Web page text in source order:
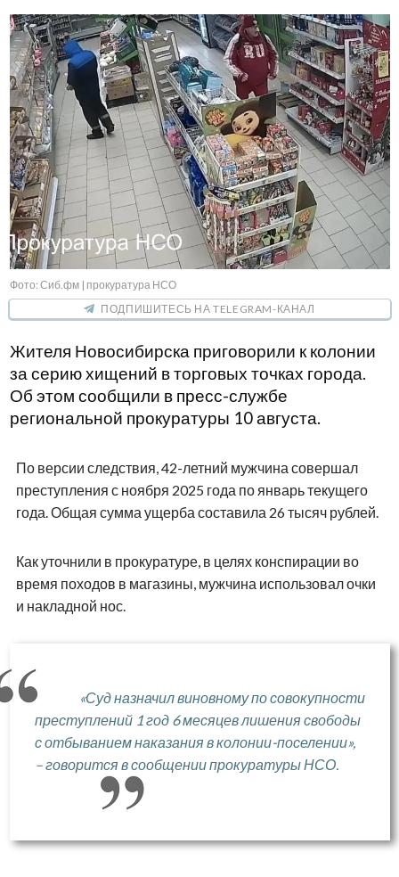
Фото: Сиб.фм | прокуратура НСО
ПОДПИШИТЕСЬ НА TELEGRAM-КАНАЛ
Жителя Новосибирска приговорили к колонии
за серию хищений в торговых точках города.
Об этом сообщили в пресс-службе
региональной прокуратуры 10 августа.
По версии следствия, 42-летний мужчина совершал
преступления с ноября 2025 года по январь текущего
года. Общая сумма ущерба составила 26 тысяч рублей.
Как уточнили в прокуратуре, в целях конспирации во
время походов в магазины, мужчина использовал очки
и накладной нос.
«Суд назначил виновному по совокупности
преступлений 1 год 6 месяцев лишения свободы
с отбыванием наказания в колонии-поселении»,
– говорится в сообщении прокуратуры НСО.